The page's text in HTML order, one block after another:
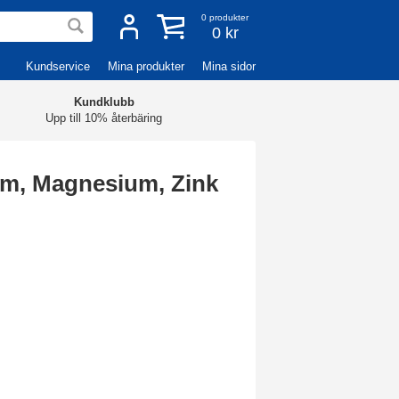
0 produkter
0 kr
Kundservice Mina produkter Mina sidor
Kundklubb
Upp till 10% återbäring
Magnesium, Zink